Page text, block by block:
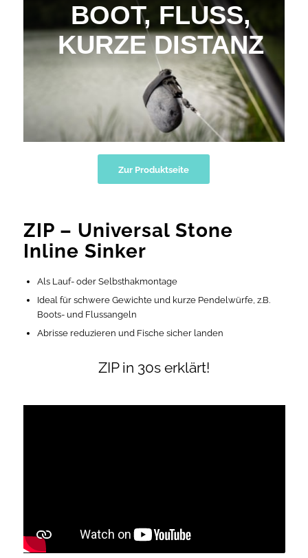
BOOT, FLUSS,
KURZE DISTANZ
Zur Produktseite
ZIP – Universal Stone
Inline Sinker
Als Lauf- oder Selbsthakmontage
Ideal für schwere Gewichte und kurze Pendelwürfe, z.B.
Boots- und Flussangeln
Abrisse reduzieren und Fische sicher landen
ZIP in 30s erklärt!